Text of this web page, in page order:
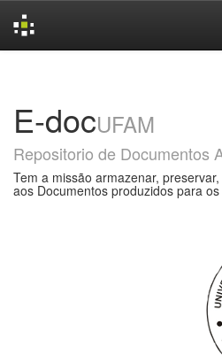
E-docUFAM
Repositorio de Documentos
Tem a missão armazenar,
aos Documentos produzidos para